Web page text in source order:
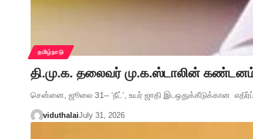
தமிழ்நாடு
தி.மு.க. தலைவர் மு.க.ஸ்டாலின்
சென்னை, ஜூலை 31– ‘நீட்’, உயர் ஜாதி இடஒதுக்கீடுக்கான
viduthalaiJuly 31, 2026